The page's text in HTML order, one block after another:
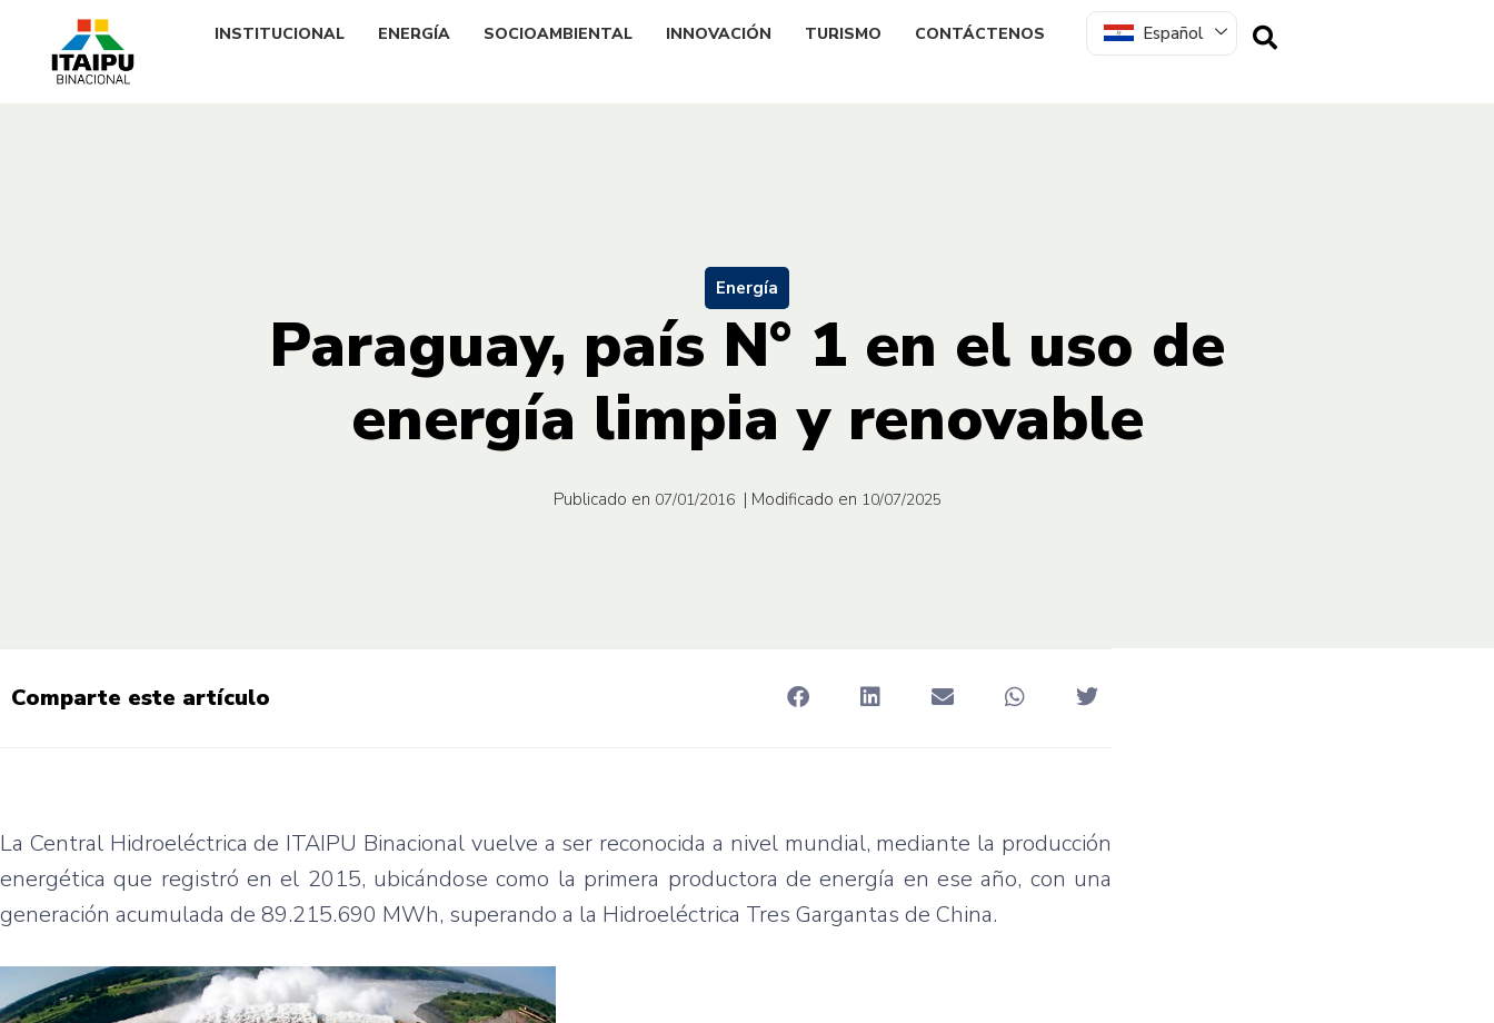
INSTITUCIONAL ENERGÍA SOCIOAMBIENTAL INNOVACIÓN TURISMO CONTÁCTENOS Español
Energía
Paraguay, país N° 1 en el uso de
energía limpia y renovable
Publicado en 07/01/2016 | Modificado en 10/07/2025
Comparte este artículo
La Central Hidroeléctrica de ITAIPU Binacional vuelve a ser reconocida a nivel mundial, mediante la producción
energética que registró en el 2015, ubicándose como la primera productora de energía en ese año, con una
generación acumulada de 89.215.690 MWh, superando a la Hidroeléctrica Tres Gargantas de China.